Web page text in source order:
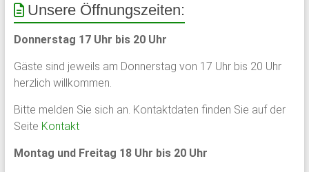
Unsere Öffnungszeiten:
Donnerstag 17 Uhr bis 20 Uhr
Gäste sind jeweils am Donnerstag von 17 Uhr bis 20 Uhr
herzlich willkommen.
Bitte melden Sie sich an. Kontaktdaten finden Sie auf der
Seite Kontakt
Montag und Freitag 18 Uhr bis 20 Uhr